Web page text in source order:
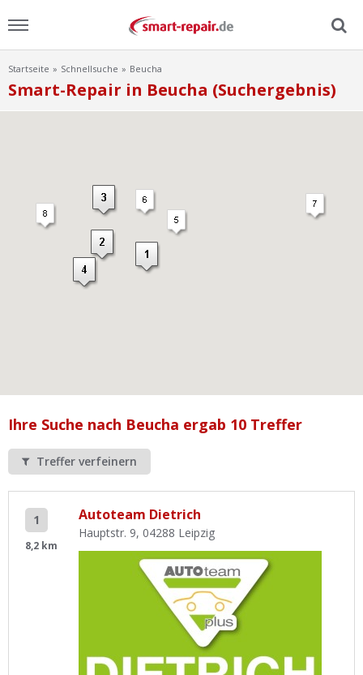
Home
Werkstatt Login
Startseite Schnellsuche Beucha
Smart-Repair in Beucha (Suchergebnis)
Ihre Suche nach Beucha ergab 10 Treffer
Treffer verfeinern
1
8,2 km
Autoteam Dietrich
Hauptstr. 9, 04288 Leipzig